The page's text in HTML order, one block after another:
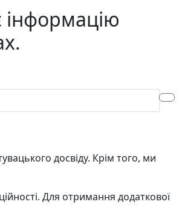
досвіду. Крім того, ми
Для отримання додаткової